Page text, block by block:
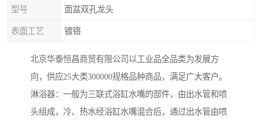
型号 面盆双孔龙头
表面工艺 镀铬
北京华泰恒昌商贸有限公司以工业品全品类为发展方
向，供应25大类300000规格品种商品，满足广大客户。
淋浴器：一般为三联式浴缸水嘴的部件，由出水管和喷
头组成，冷、热水经浴缸水嘴混合后，通过出水管由喷